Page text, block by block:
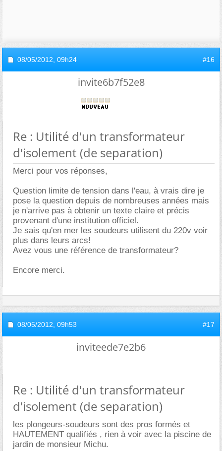
08/05/2012, 09h24 #16
invite6b7f52e8
Re : Utilité d'un transformateur
d'isolement (de separation)
Merci pour vos réponses,
Question limite de tension dans l'eau, à vrais dire je
pose la question depuis de nombreuses années mais
je n'arrive pas à obtenir un texte claire et précis
provenant d'une institution officiel.
Je sais qu'en mer les soudeurs utilisent du 220v voir
plus dans leurs arcs!
Avez vous une référence de transformateur?
Encore merci.
08/05/2012, 09h53 #17
inviteede7e2b6
Re : Utilité d'un transformateur
d'isolement (de separation)
les plongeurs-soudeurs sont des pros formés et
HAUTEMENT qualifiés , rien à voir avec la piscine de
jardin de monsieur Michu.